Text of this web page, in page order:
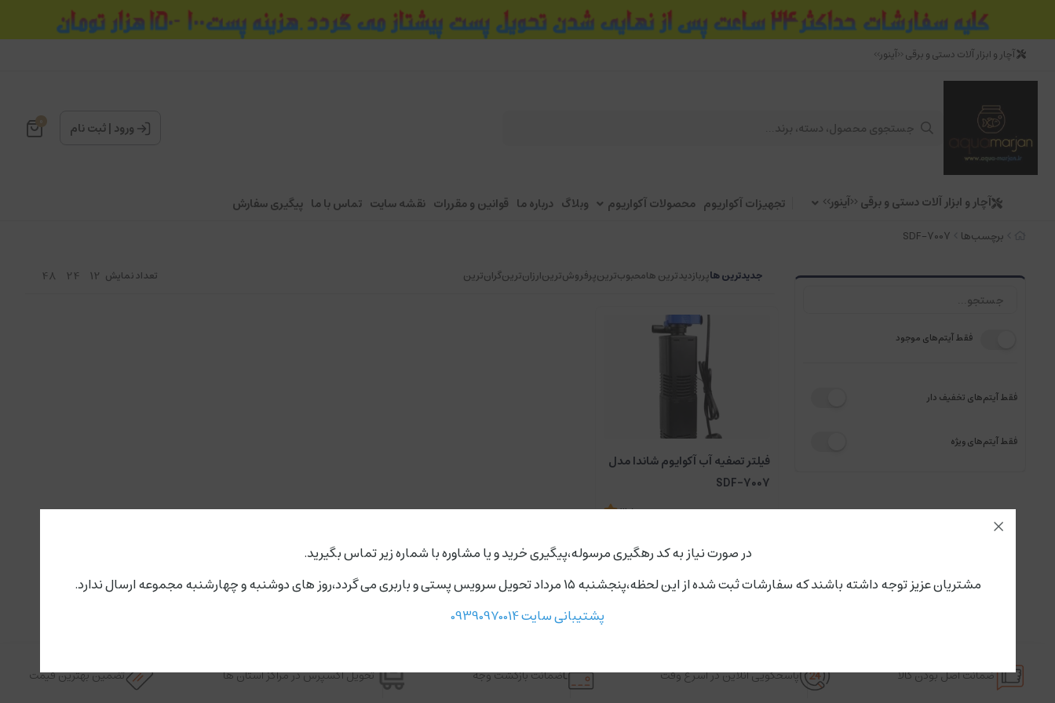
آچار و ابزار آلات دستی و برقی <<آینور>>
ورود |ثبت نام 0
آچار و ابزار آلات دستی و برقی <<آینور>> تجهیزات آکواریوم محصولات آکواریوم وبلاگ درباره ما قوانین و مقررات نقشه سایت تماس با ما پیگیری سفارش
برچسب‌ها SDF-7007
فقط آیتم‌های موجود
فقط آیتم‌های تخفیف دار
فقط آیتم‌های ویژه
جدیدترین هاپربازدیدترین هامحبوب‌‌ترینپرفروش‌ترینارزان‌ترینگران‌ترین تعداد نمایش 12
24
48
فیلتر تصفیه آب آکوایوم شاندا مدل
SDF-7007
3.5
ضمانت اصل بودن کالا پاسخگویی آنلاین در اسرع وقت ضمانت بازگشت وجه تحویل اکسپرس در مراکز استان ها تضمین بهترین قیمت
در صورت نیاز به کد رهگیری مرسوله،پیگیری خرید و یا مشاوره با شماره زیر تماس بگیرید.
مشتریان عزیز توجه داشته باشند که سفارشات ثبت شده از این لحظه،پنجشنبه ۱۵ مرداد تحویل سرویس پستی و باربری می گردد،روز های دوشنبه و چهارشنبه مجموعه ارسال ندارد.
پشتیبانی سایت 09390970014